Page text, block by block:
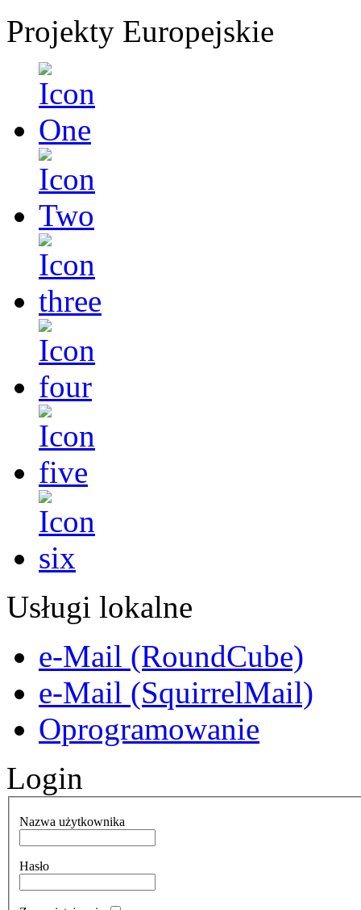
Projekty Europejskie
Usługi lokalne
e-Mail (RoundCube)
e-Mail (SquirrelMail)
Oprogramowanie
Login
Nazwa użytkownika
Hasło